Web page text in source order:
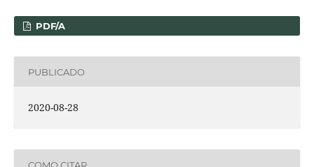
PDF/A
PUBLICADO
2020-08-28